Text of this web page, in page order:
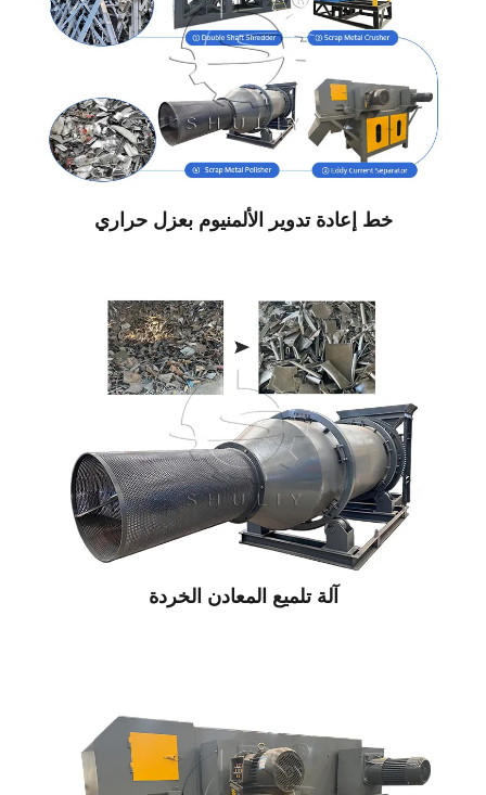
خط إعادة تدوير الألمنيوم بعزل حراري
آلة تلميع المعادن الخردة